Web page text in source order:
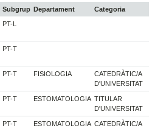
Subgrup Departament
Categoria
PT-L
PT-T
PT-T FISIOLOGIA
CATEDRÀTIC/A
D'UNIVERSITAT
PT-T ESTOMATOLOGIA TITULAR
D'UNIVERSITAT
PT-T ESTOMATOLOGIA CATEDRÀTIC/A